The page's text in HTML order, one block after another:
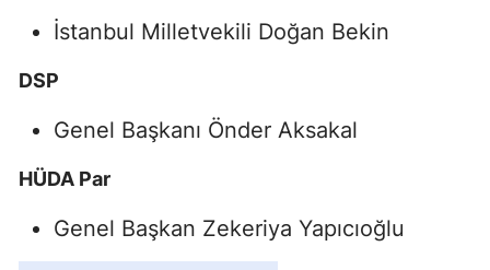
İstanbul Milletvekili Doğan Bekin
DSP
Genel Başkanı Önder Aksakal
HÜDA Par
Genel Başkan Zekeriya Yapıcıoğlu